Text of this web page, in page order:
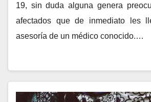
19, sin duda alguna genera
afectados que de inmediato les
asesoría de un médico conocido.…